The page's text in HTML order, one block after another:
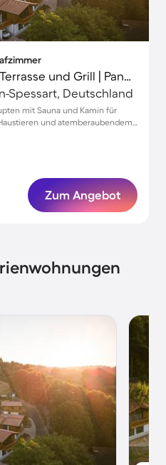
Ferienhaus mit Sauna, Terrasse und Grill | Panoramablick
Spessart, Deutschland
mit Sauna und Kamin für
und atemberaubendem
Zum Angebot